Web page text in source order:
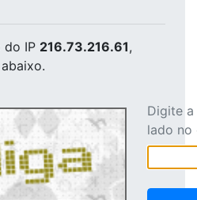
do IP 216.73.216.61,
Digite
lado no